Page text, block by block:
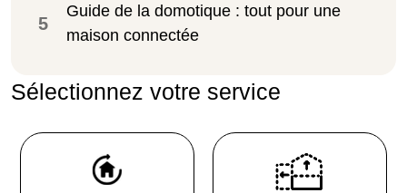
5
Guide de la domotique : tout pour une
maison connectée
Sélectionnez votre service